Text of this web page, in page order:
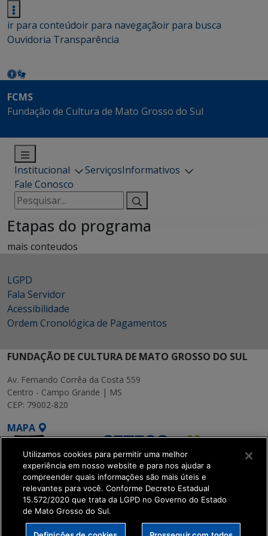
ir para conteúdoir para navegaçãoir para busca
Ouvidoria Transparência
FCMS
Fundação de Cultura de Mato Grosso do Sul
Institucional ServiçosInformativos
Fale Conosco
Pesquisar
por:
Etapas do programa
mais conteudos
LGPD
Fala Servidor
Acessibilidade
Ordem Cronológica de Pagamentos
FUNDAÇÃO DE CULTURA DE MATO GROSSO DO SUL
Av. Fernando Corrêa da Costa 559
Centro - Campo Grande | MS
CEP: 79002-820
MAPA
SETDIG | Secretaria-
Executiva de
Transformação Digital
Utilizamos cookies para permitir uma melhor
experiência em nosso website e para nos ajudar a
compreender quais informações são mais úteis e
relevantes para você. Conforme Decreto Estadual
15.572/2020 que trata da LGPD no Governo do Estado
de Mato Grosso do Sul.